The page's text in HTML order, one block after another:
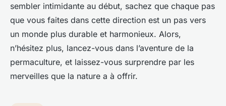
sembler intimidante au début, sachez que chaque pas
que vous faites dans cette direction est un pas vers
un monde plus durable et harmonieux. Alors,
n’hésitez plus, lancez-vous dans l’aventure de la
permaculture, et laissez-vous surprendre par les
merveilles que la nature a à offrir.